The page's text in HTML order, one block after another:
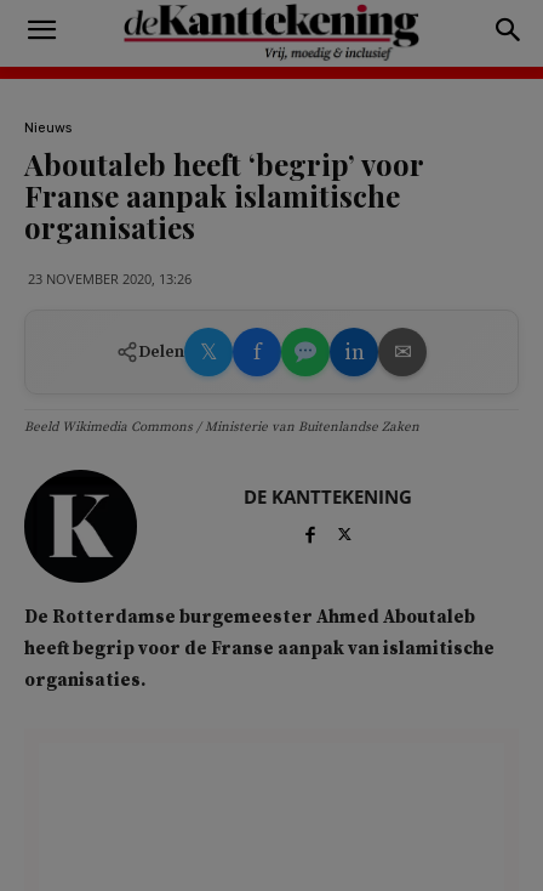
Nieuws
Aboutaleb heeft ‘begrip’ voor
Franse aanpak islamitische
organisaties
23 NOVEMBER 2020, 13:26
Delen 𝕏 f in ✉
Beeld Wikimedia Commons / Ministerie van Buitenlandse Zaken
DE KANTTEKENING
De Rotterdamse burgemeester Ahmed Aboutaleb
heeft begrip voor de Franse aanpak van islamitische
organisaties.